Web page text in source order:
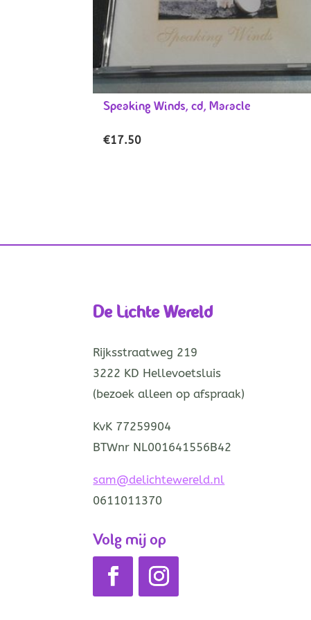
Speaking Winds, cd, Maracle
€17.50
De Lichte Wereld
Rijksstraatweg 219
3222 KD Hellevoetsluis
(bezoek alleen op afspraak)
KvK 77259904
BTWnr NL001641556B42
sam@delichtewereld.nl
0611011370
Volg mij op